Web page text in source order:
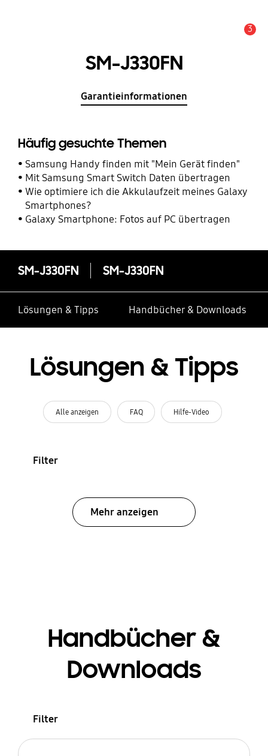
3
SM-J330FN
Garantieinformationen
Häufig gesuchte Themen
Samsung Handy finden mit "Mein Gerät finden"
Mit Samsung Smart Switch Daten übertragen
Wie optimiere ich die Akkulaufzeit meines Galaxy
Smartphones?
Galaxy Smartphone: Fotos auf PC übertragen
SM-J330FN SM-J330FN
Lösungen & Tipps Handbücher & Downloads
Lösungen & Tipps
Alle anzeigen FAQ Hilfe-Video
Filter
Mehr anzeigen
Handbücher &
Downloads
Filter